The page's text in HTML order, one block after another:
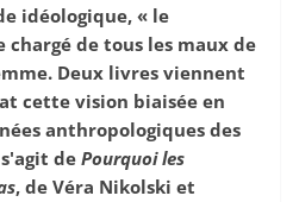
idéologique, « le
de tous les maux de
Deux livres viennent
cette vision biaisée en
anthropologiques des
de Pourquoi les
, de Véra Nikolski et